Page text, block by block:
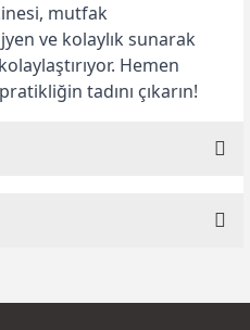
mutfak
ve kolaylık sunarak
Hemen
tadını çıkarın!
Yaz